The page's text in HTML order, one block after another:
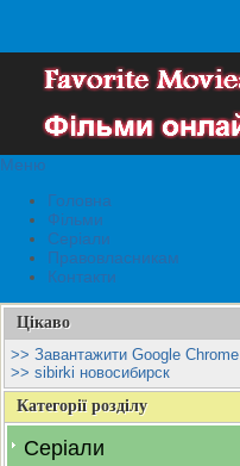
Меню
Головна
Фільми
Серіали
Правовласникам
Контакти
Цікаво
>> Завантажити Google Chrome
>> sibirki новосибирск
Категорії розділу
Серіали